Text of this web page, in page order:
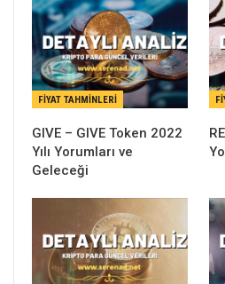
FIYAT TAHMINLERI
GIVE – GIVE Token 2022
Yılı Yorumları ve
Geleceği